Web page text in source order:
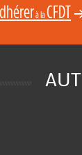
à laCFDT